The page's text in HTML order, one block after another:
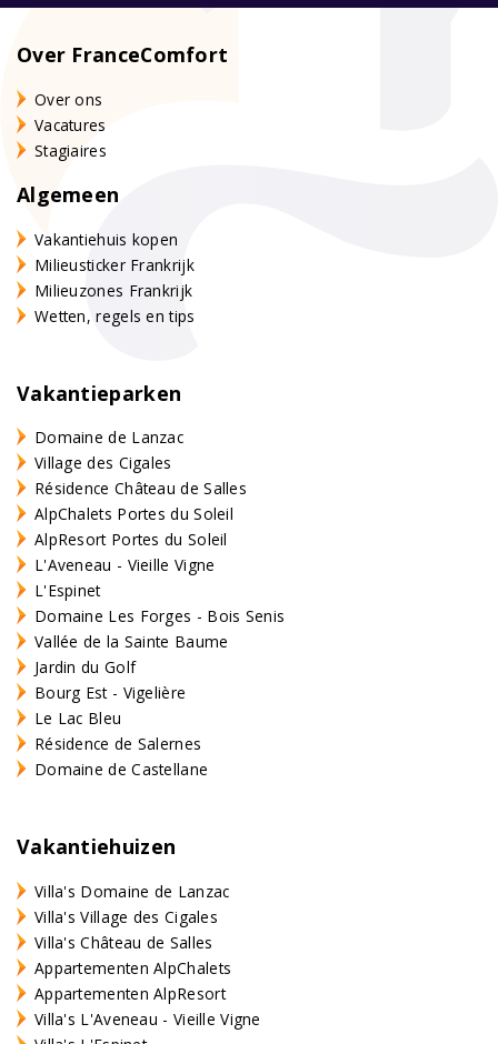
Over FranceComfort
Over ons
Vacatures
Stagiaires
Algemeen
Vakantiehuis kopen
Milieusticker Frankrijk
Milieuzones Frankrijk
Wetten, regels en tips
Vakantieparken
Domaine de Lanzac
Village des Cigales
Résidence Château de Salles
AlpChalets Portes du Soleil
AlpResort Portes du Soleil
L'Aveneau - Vieille Vigne
L'Espinet
Domaine Les Forges - Bois Senis
Vallée de la Sainte Baume
Jardin du Golf
Bourg Est - Vigelière
Le Lac Bleu
Résidence de Salernes
Domaine de Castellane
Vakantiehuizen
Villa's Domaine de Lanzac
Villa's Village des Cigales
Villa's Château de Salles
Appartementen AlpChalets
Appartementen AlpResort
Villa's L'Aveneau - Vieille Vigne